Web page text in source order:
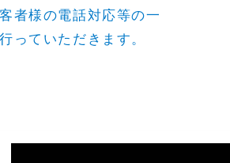
者様の電話対応等の一
ていただきます。